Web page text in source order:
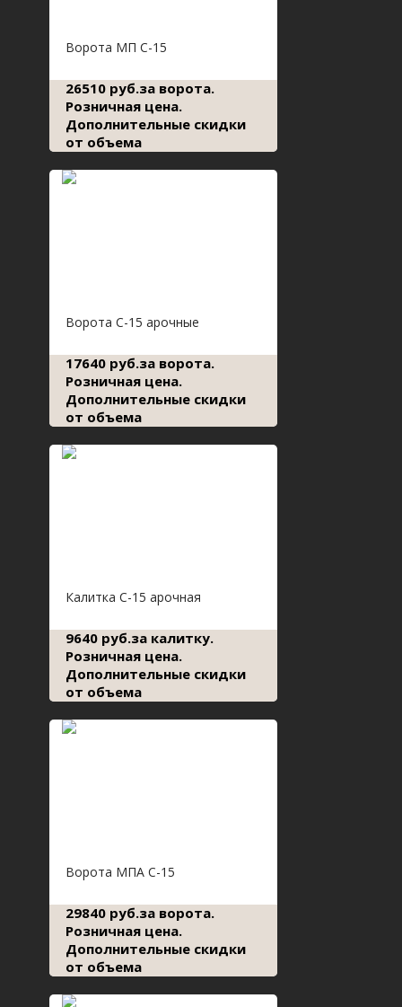
Ворота МП С-15
26510 руб.за ворота.
Розничная цена.
Дополнительные скидки
от объема
Ворота С-15 арочные
17640 руб.за ворота.
Розничная цена.
Дополнительные скидки
от объема
Калитка С-15 арочная
9640 руб.за калитку.
Розничная цена.
Дополнительные скидки
от объема
Ворота МПА С-15
29840 руб.за ворота.
Розничная цена.
Дополнительные скидки
от объема